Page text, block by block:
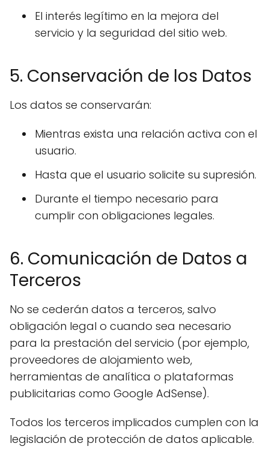
El interés legítimo en la mejora del
servicio y la seguridad del sitio web.
5. Conservación de los Datos
Los datos se conservarán:
Mientras exista una relación activa con el
usuario.
Hasta que el usuario solicite su supresión.
Durante el tiempo necesario para
cumplir con obligaciones legales.
6. Comunicación de Datos a
Terceros
No se cederán datos a terceros, salvo
obligación legal o cuando sea necesario
para la prestación del servicio (por ejemplo,
proveedores de alojamiento web,
herramientas de analítica o plataformas
publicitarias como Google AdSense).
Todos los terceros implicados cumplen con la
legislación de protección de datos aplicable.